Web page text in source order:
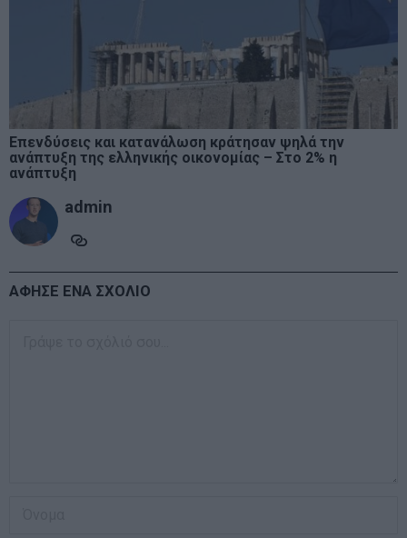
Επενδύσεις και κατανάλωση κράτησαν ψηλά την
ανάπτυξη της ελληνικής οικονομίας – Στο 2% η
ανάπτυξη
admin
ΑΦΗΣΕ ΕΝΑ ΣΧΟΛΙΟ